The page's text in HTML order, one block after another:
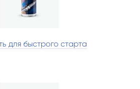
для быстрого старта